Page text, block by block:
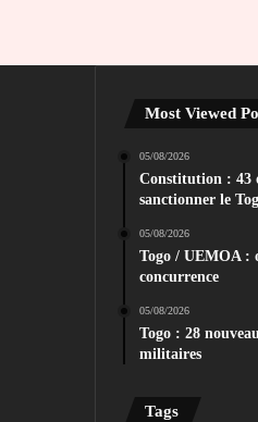
Most Viewed
05/08/2026
Constitution : 43
sanctionner le
05/08/2026
Togo / UEMOA :
concurrence
05/08/2026
Togo : 28
militaires
Tags